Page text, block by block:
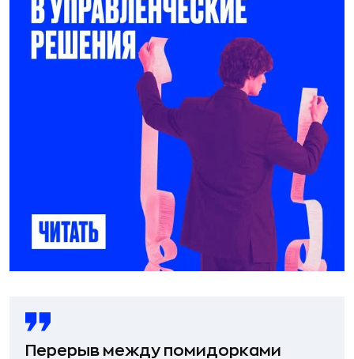
Перерыв между помидорками